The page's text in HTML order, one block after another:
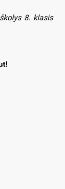
8. klasis